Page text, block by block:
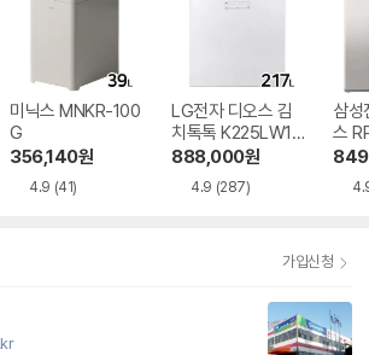
미닉스 MNKR-100
G
356,140원
4.9 (41)
LG전자 디오스 김
치톡톡 K225LW12
1
888,000원
4.9 (287)
삼성
스
가입신청